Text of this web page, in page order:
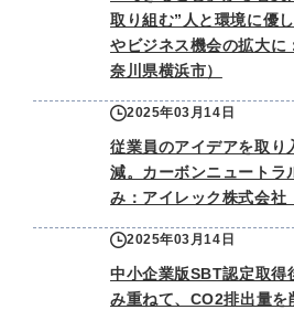
取り組む”人と環境に優
やビジネス機会の拡大に
奈川県横浜市）
2025年03月14日
従業員のアイデアを取り
減。カーボンニュートラ
み：アイレック株式会社
2025年03月14日
中小企業版SBT認定取得
み重ねて、CO2排出量